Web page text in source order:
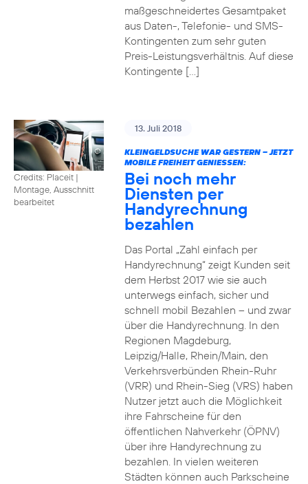
maßgeschneidertes Gesamtpaket
aus Daten-, Telefonie- und SMS-
Kontingenten zum sehr guten
Preis-Leistungsverhältnis. Auf diese
Kontingente […]
Credits: Placeit |
Montage, Ausschnitt
bearbeitet
13. Juli 2018
KLEINGELDSUCHE WAR GESTERN – JETZT
MOBILE FREIHEIT GENIESSEN:
Bei noch mehr
Diensten per
Handyrechnung
bezahlen
Das Portal „Zahl einfach per
Handyrechnung“ zeigt Kunden seit
dem Herbst 2017 wie sie auch
unterwegs einfach, sicher und
schnell mobil Bezahlen – und zwar
über die Handyrechnung. In den
Regionen Magdeburg,
Leipzig/Halle, Rhein/Main, den
Verkehrsverbünden Rhein-Ruhr
(VRR) und Rhein-Sieg (VRS) haben
Nutzer jetzt auch die Möglichkeit
ihre Fahrscheine für den
öffentlichen Nahverkehr (ÖPNV)
über ihre Handyrechnung zu
bezahlen. In vielen weiteren
Städten können auch Parkscheine